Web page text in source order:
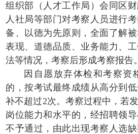
组织部（人才工作局）会同区
人社局等部门对考察人员进行
备、以德为先原则，全面了解
表现、道德品质、业务能力、
法等情况，考察后形成考察报告。
因自愿放弃体检和考察资
的，按考试最终成绩从高分到
补不超过2次。考察过程中，若
岗位能力和水平的，经招聘领
不予通过，由此出现考察人选